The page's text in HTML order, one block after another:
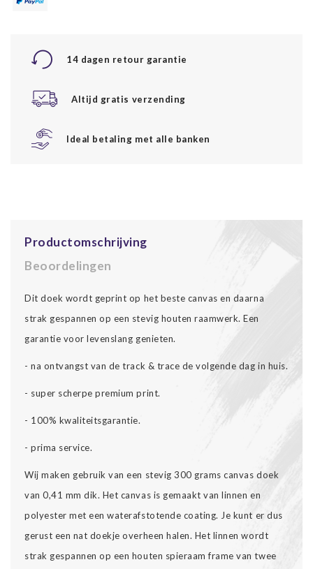
14 dagen retour garantie
Altijd gratis verzending
Ideal betaling met alle banken
Productomschrijving
Beoordelingen
Dit doek wordt geprint op het beste canvas en daarna
strak gespannen op een stevig houten raamwerk. Een
garantie voor levenslang genieten.
- na ontvangst van de track & trace de volgende dag in huis.
- super scherpe premium print.
- 100% kwaliteitsgarantie.
- prima service.
Wij maken gebruik van een stevig 300 grams canvas doek
van 0,41 mm dik. Het canvas is gemaakt van linnen en
polyester met een waterafstotende coating. Je kunt er dus
gerust een nat doekje overheen halen. Het linnen wordt
strak gespannen op een houten spieraam frame van twee